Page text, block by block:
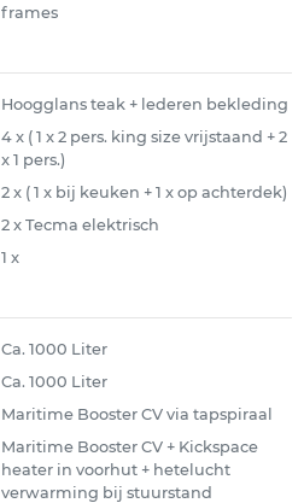
frames
Hoogglans teak + lederen bekleding
4 x ( 1 x 2 pers. king size vrijstaand + 2
x 1 pers.)
2 x ( 1 x bij keuken + 1 x op achterdek)
2 x Tecma elektrisch
1 x
Ca. 1000 Liter
Ca. 1000 Liter
Maritime Booster CV via tapspiraal
Maritime Booster CV + Kickspace
heater in voorhut + hetelucht
verwarming bij stuurstand